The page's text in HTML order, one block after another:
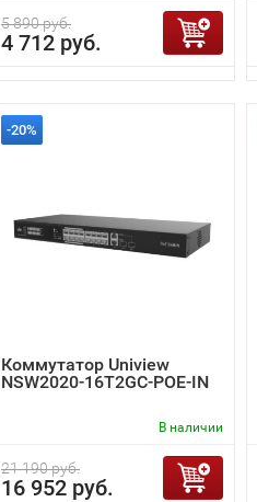
5 890 руб.
4 712 руб.
-20%
Коммутатор Uniview
NSW2020-16T2GC-POE-IN
В наличии
21 190 руб.
16 952 руб.